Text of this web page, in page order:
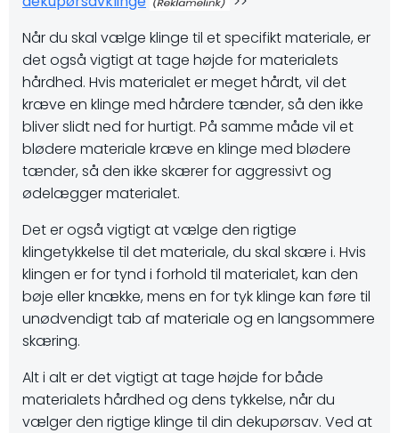
Når du skal vælge klinge til et specifikt materiale, er
det også vigtigt at tage højde for materialets
hårdhed. Hvis materialet er meget hårdt, vil det
kræve en klinge med hårdere tænder, så den ikke
bliver slidt ned for hurtigt. På samme måde vil et
blødere materiale kræve en klinge med blødere
tænder, så den ikke skærer for aggressivt og
ødelægger materialet.
Det er også vigtigt at vælge den rigtige
klingetykkelse til det materiale, du skal skære i. Hvis
klingen er for tynd i forhold til materialet, kan den
bøje eller knække, mens en for tyk klinge kan føre til
unødvendigt tab af materiale og en langsommere
skæring.
Alt i alt er det vigtigt at tage højde for både
materialets hårdhed og dens tykkelse, når du
vælger den rigtige klinge til din dekupørsav. Ved at